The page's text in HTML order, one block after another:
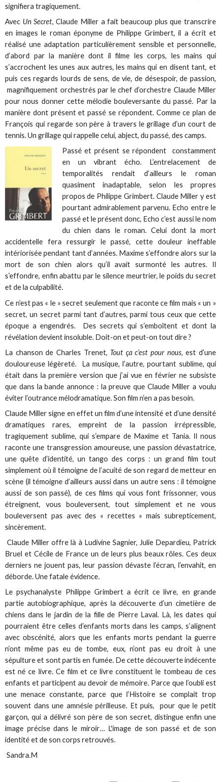
signifiera tragiquement.
Avec Un Secret, Claude Miller a fait beaucoup plus que transcrire
en images le roman éponyme de Philippe Grimbert, il a écrit et
réalisé une adaptation particulièrement sensible et personnelle,
d’abord par la manière dont il filme les corps, les mains qui
s’accrochent les unes aux autres, les mains qui en disent tant, et
puis ces regards lourds de sens, de vie, de désespoir, de passion,
magnifiquement orchestrés par le chef d’orchestre Claude Miller
pour nous donner cette mélodie bouleversante du passé. Par la
manière dont présent et passé se répondent. Comme ce plan de
François qui regarde son père à travers le grillage d’un court de
tennis. Un grillage qui rappelle celui, abject, du passé, des camps.
Passé et présent se répondent constamment
en un vibrant écho. L’entrelacement de
temporalités rendait d’ailleurs le roman
quasiment inadaptable, selon les propres
propos de Philippe Grimbert. Claude Miller y est
pourtant admirablement parvenu. Echo entre le
passé et le présent donc, Echo c’est aussi le nom
du chien dans le roman. Celui dont la mort
accidentelle fera ressurgir le passé, cette douleur ineffable
intériorisée pendant tant d’années. Maxime s’effondre alors sur la
mort de son chien alors qu’il avait surmonté les autres. Il
s’effondre, enfin abattu par le silence meurtrier, le poids du secret
et de la culpabilité.
Ce n’est pas « le » secret seulement que raconte ce film mais « un »
secret, un secret parmi tant d’autres, parmi tous ceux que cette
époque a engendrés. Des secrets qui s’emboîtent et dont la
révélation devient insoluble. Doit-on et peut-on tout dire ?
La chanson de Charles Trenet, Tout ça c’est pour nous, est d’une
douloureuse légèreté. La musique, l’autre, pourtant sublime, qui
était dans la première version que j’ai vue en février ne subsiste
que dans la bande annonce : la preuve que Claude Miller a voulu
éviter l’outrance mélodramatique. Son film n’en a pas besoin.
Claude Miller signe en effet un film d’une intensité et d’une densité
dramatiques rares, empreint de la passion irrépressible,
tragiquement sublime, qui s’empare de Maxime et Tania. Il nous
raconte une transgression amoureuse, une passion dévastatrice,
une quête d’identité, un tango des corps : un grand film tout
simplement où il témoigne de l’acuité de son regard de metteur en
scène (il témoigne d’ailleurs aussi dans un autre sens : il témoigne
aussi de son passé), de ces films qui vous font frissonner, vous
étreignent, vous bouleversent, tout simplement et ne vous
bouleversent pas avec des « recettes » mais subrepticement,
sincèrement.
Claude Miller offre là à Ludivine Sagnier, Julie Depardieu, Patrick
Bruel et Cécile de France un de leurs plus beaux rôles. Ces deux
derniers ne jouent pas, leur passion dévaste l’écran, l’envahit, en
déborde. Une fatale évidence.
Le psychanalyste Philippe Grimbert a écrit ce livre, en grande
partie autobiographique, après la découverte d’un cimetière de
chiens dans le jardin de la fille de Pierre Laval. Là, les dates qui
pourraient être celles d’enfants morts dans les camps, s’alignent
avec obscénité, alors que les enfants morts pendant la guerre
n’ont même pas eu de tombe, eux, n’ont pas eu droit à une
sépulture et sont partis en fumée. De cette découverte indécente
est né ce livre. Ce film et ce livre constituent le tombeau de ces
enfants et participent au devoir de mémoire. Parce que l’oubli est
une menace constante, parce que l’Histoire se complait trop
souvent dans une amnésie périlleuse. Et puis, pour que le petit
garçon, qui a délivré son père de son secret, distingue enfin une
image précise dans le miroir… L'image de son passé et de son
identité et de son corps retrouvés.
Sandra.M